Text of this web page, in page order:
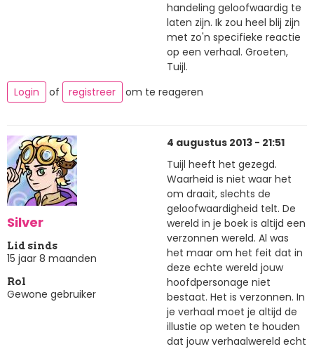
handeling geloofwaardig te
laten zijn. Ik zou heel blij zijn
met zo'n specifieke reactie
op een verhaal. Groeten,
Tuijl.
Login
of registreer om te reageren
Silver
Lid sinds
15 jaar 8 maanden
Rol
Gewone gebruiker
4 augustus 2013 - 21:51
Tuijl heeft het gezegd.
Waarheid is niet waar het
om draait, slechts de
geloofwaardigheid telt. De
wereld in je boek is altijd een
verzonnen wereld. Al was
het maar om het feit dat in
deze echte wereld jouw
hoofdpersonage niet
bestaat. Het is verzonnen. In
je verhaal moet je altijd de
illustie op weten te houden
dat jouw verhaalwereld echt